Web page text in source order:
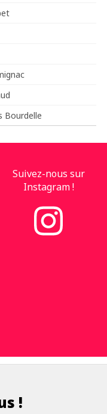
Bourdelle
Suivez-nous sur
Instagram !
!